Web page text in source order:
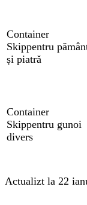
Container
Skippentru
și piatră
Container
Skippentru gunoi
divers
Actualizt la 22